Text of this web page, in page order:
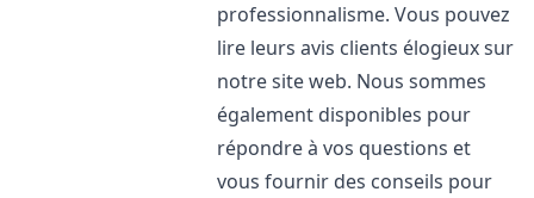
professionnalisme. Vous pouvez
lire leurs avis clients élogieux sur
notre site web. Nous sommes
également disponibles pour
répondre à vos questions et
vous fournir des conseils pour